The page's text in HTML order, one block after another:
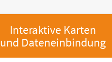
Interaktive Karten
und Dateneinbindung